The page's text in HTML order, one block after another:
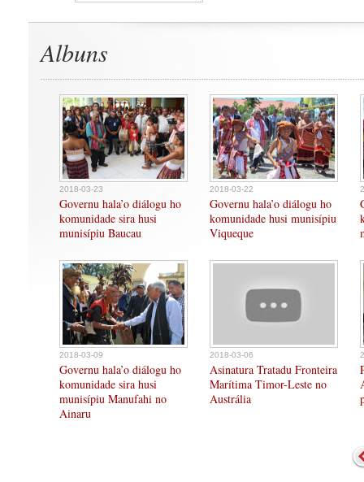
Albuns
2018-03-23
Governu hala’o diálogu ho
komunidade sira husi
munisípiu Baucau
2018-03-22
Governu hala’o diálogu ho
komunidade husi munisípiu
Viqueque
2018-03-09
Governu hala’o diálogu ho
komunidade sira husi
munisípiu Manufahi no
Ainaru
2018-03-06
Asinatura Tratadu Fronteira
Marítima Timor-Leste no
Austrália